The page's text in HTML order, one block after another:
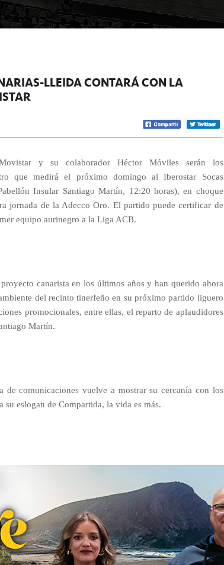
LLEIDA CONTARÁ CON LA
y su colaborador Héctor Móviles serán los
que medirá el próximo domingo al Iberostar Socas
Insular Santiago Martín, 12:20 horas), en choque
jornada de la Adecco Oro. El partido puede certificar de
equipo aurinegro a la Liga ACB.
canarista en los últimos años y han querido ahora
del recinto tinerfeño en su próximo partido liguero
promocionales, entre ellas, el reparto de aplaudidores
Martín.
de comunicaciones vuelve a mostrar su cercanía con los
eslogan de Compartida, la vida es más.